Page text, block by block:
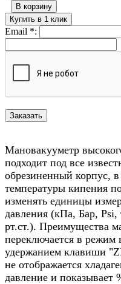
В корзину
Купить в 1 клик
Email *:
Мановакууметр
подходит под все
обрезиненный корпус,
температуры кипения
изменять единицы
давления (кПа, Бар,
рт.ст.). Преимущества
переключается в режим
удержанием клавиши
не отображается
давление и показывает